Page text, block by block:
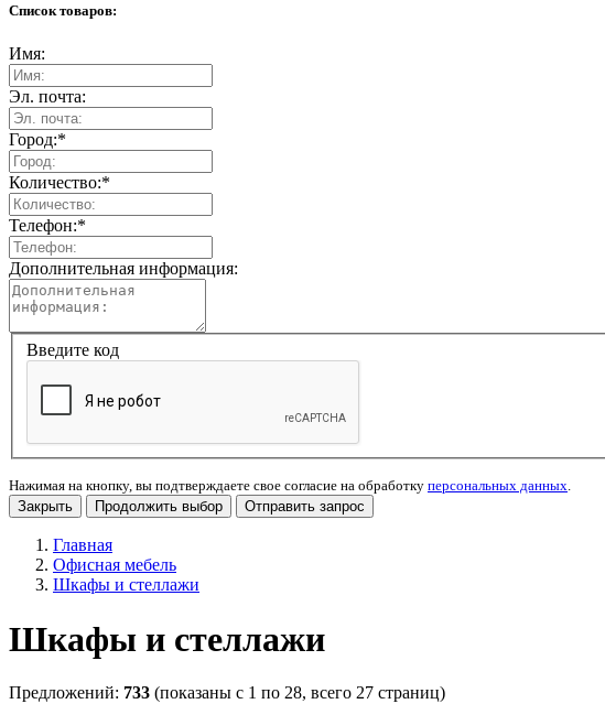
Список товаров:
Имя:
Эл. почта:
Город:*
Количество:*
Телефон:*
Дополнительная информация:
Введите код
Нажимая на кнопку, вы подтверждаете свое согласие на обработку персональных данных.
Закрыть
Продолжить выбор Отправить запрос
Главная
Офисная мебель
Шкафы и стеллажи
Шкафы и стеллажи
Предложений: 733 (показаны с 1 по 28, всего 27 страниц)